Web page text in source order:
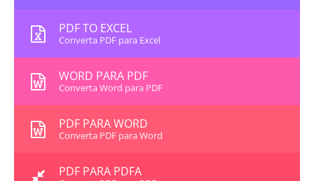
PDF TO EXCEL
Converta PDF para Excel
WORD PARA PDF
Converta Word para PDF
PDF PARA WORD
Converta PDF para Word
PDF PARA PDFA